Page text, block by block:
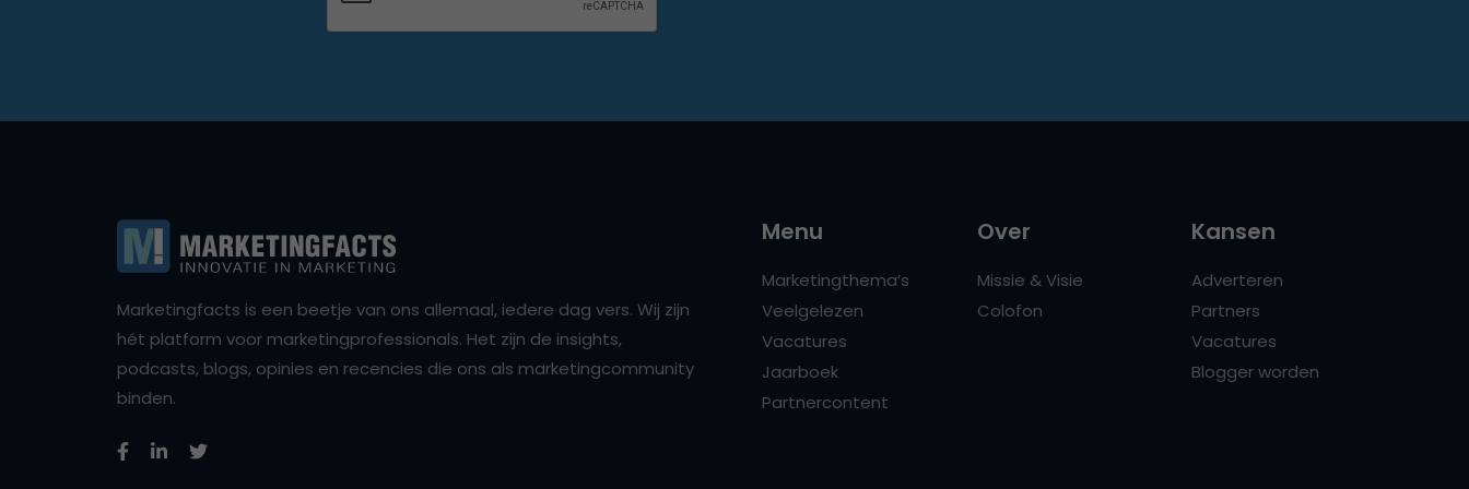
Marketingfacts is een beetje van ons allemaal, iedere dag vers. Wij zijn
hét platform voor marketingprofessionals. Het zijn de insights,
podcasts, blogs, opinies en recencies die ons als marketingcommunity
binden.
Menu
Marketingthema’s
Veelgelezen
Vacatures
Jaarboek
Partnercontent
Over
Missie & Visie
Colofon
Kansen
Adverteren
Partners
Vacatures
Blogger worden